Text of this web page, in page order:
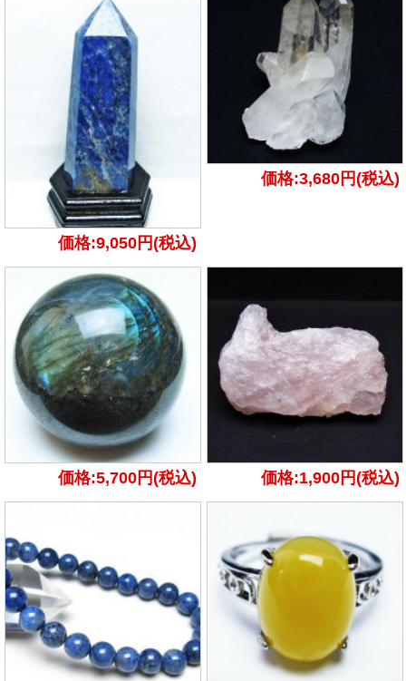
価格:9,050円(税込)
価格:3,680円(税込)
価格:5,700円(税込) 価格:1,900円(税込)